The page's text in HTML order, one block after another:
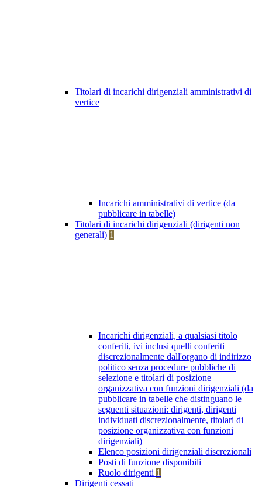
Titolari di incarichi dirigenziali amministrativi di
vertice
Incarichi amministrativi di vertice (da
pubblicare in tabelle)
Titolari di incarichi dirigenziali (dirigenti non
generali) 1
Incarichi dirigenziali, a qualsiasi titolo
conferiti, ivi inclusi quelli conferiti
discrezionalmente dall'organo di indirizzo
politico senza procedure pubbliche di
selezione e titolari di posizione
organizzativa con funzioni dirigenziali (da
pubblicare in tabelle che distinguano le
seguenti situazioni: dirigenti, dirigenti
individuati discrezionalmente, titolari di
posizione organizzativa con funzioni
dirigenziali)
Elenco posizioni dirigenziali discrezionali
Posti di funzione disponibili
Ruolo dirigenti 1
Dirigenti cessati